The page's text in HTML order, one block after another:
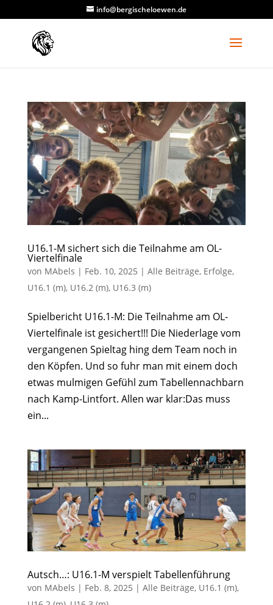
info@bergischeloewen.de
U16.1-M sichert sich die Teilnahme am OL-
Viertelfinale
von MAbels | Feb. 10, 2025 | Alle Beiträge, Erfolge,
U16.1 (m), U16.2 (m), U16.3 (m)
Spielbericht U16.1-M: Die Teilnahme am OL-
Viertelfinale ist gesichert!!! Die Niederlage vom
vergangenen Spieltag hing dem Team noch in
den Köpfen. Und so fuhr man mit einem doch
etwas mulmigen Gefühl zum Tabellennachbarn
nach Kamp-Lintfort. Allen war klar:Das muss
ein...
Autsch…: U16.1-M verspielt Tabellenführung
von MAbels | Feb. 8, 2025 | Alle Beiträge, U16.1 (m),